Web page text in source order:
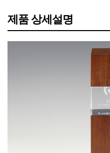
제품 상세설명